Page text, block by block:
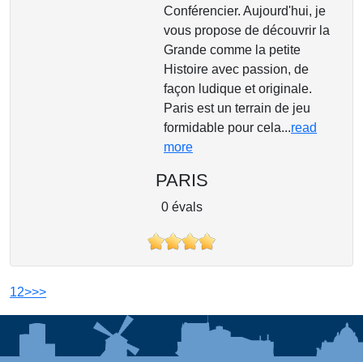
Conférencier. Aujourd'hui, je
vous propose de découvrir la
Grande comme la petite
Histoire avec passion, de
façon ludique et originale.
Paris est un terrain de jeu
formidable pour cela...read
more
PARIS
0 évals
12>>>